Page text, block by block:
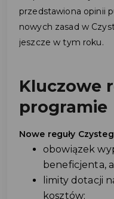
przedstawiona opinii
nowych zasad w
jeszcze w tym roku.
Kluczowe
programie
Nowe reguły
obowiązek
beneficjenta,
limity dotacji
kosztów;